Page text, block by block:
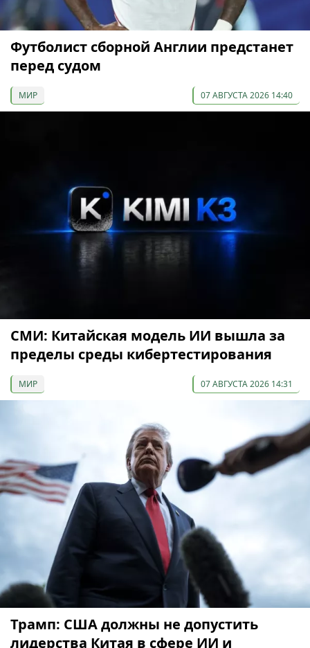
Футболист сборной Англии предстанет
перед судом
МИР 07 АВГУСТА 2026 14:40
СМИ: Китайская модель ИИ вышла за
пределы среды кибертестирования
МИР 07 АВГУСТА 2026 14:31
Трамп: США должны не допустить
лидерства Китая в сфере ИИ и